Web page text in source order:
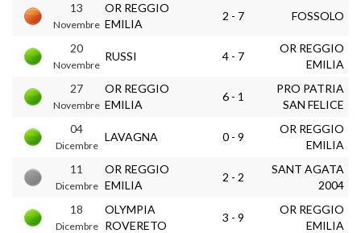
13
Novembre
OR REGGIO
EMILIA
2 - 7 FOSSOLO
20
Novembre
RUSSI 4 - 7
OR REGGIO
EMILIA
27
Novembre
OR REGGIO
EMILIA
6 - 1
PRO PATRIA
SAN FELICE
04
Dicembre
LAVAGNA 0 - 9
OR REGGIO
EMILIA
11
Dicembre
OR REGGIO
EMILIA
2 - 2
SANT AGATA
2004
18
Dicembre
OLYMPIA
ROVERETO
3 - 9
OR REGGIO
EMILIA